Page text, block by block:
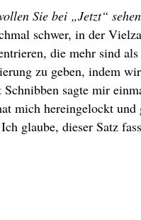
Sie bei „Jetzt“
schwer, in der
die mehr sind
zu geben, indem
sagte mir
mich hereingelockt
glaube, dieser Satz